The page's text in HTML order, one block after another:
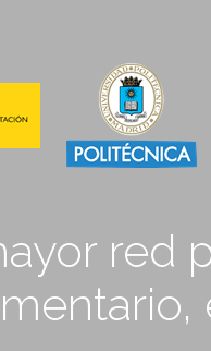
red